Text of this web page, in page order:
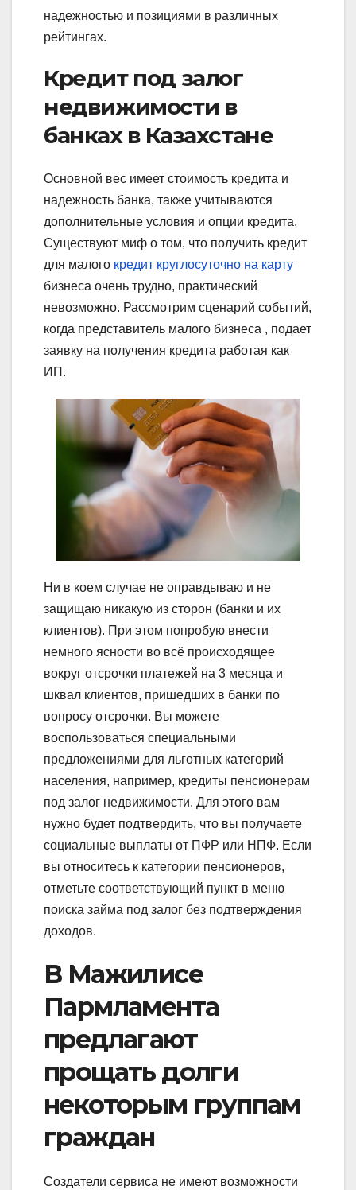
надежностью и позициями в различных
рейтингах.
Кредит под залог
недвижимости в
банках в Казахстане
Основной вес имеет стоимость кредита и
надежность банка, также учитываются
дополнительные условия и опции кредита.
Существуют миф о том, что получить кредит
для малого кредит круглосуточно на карту
бизнеса очень трудно, практический
невозможно. Рассмотрим сценарий событий,
когда представитель малого бизнеса , подает
заявку на получения кредита работая как
ИП.
Ни в коем случае не оправдываю и не
защищаю никакую из сторон (банки и их
клиентов). При этом попробую внести
немного ясности во всё происходящее
вокруг отсрочки платежей на 3 месяца и
шквал клиентов, пришедших в банки по
вопросу отсрочки. Вы можете
воспользоваться специальными
предложениями для льготных категорий
населения, например, кредиты пенсионерам
под залог недвижимости. Для этого вам
нужно будет подтвердить, что вы получаете
социальные выплаты от ПФР или НПФ. Если
вы относитесь к категории пенсионеров,
отметьте соответствующий пункт в меню
поиска займа под залог без подтверждения
доходов.
В Мажилисе
Пармламента
предлагают
прощать долги
некоторым группам
граждан
Создатели сервиса не имеют возможности